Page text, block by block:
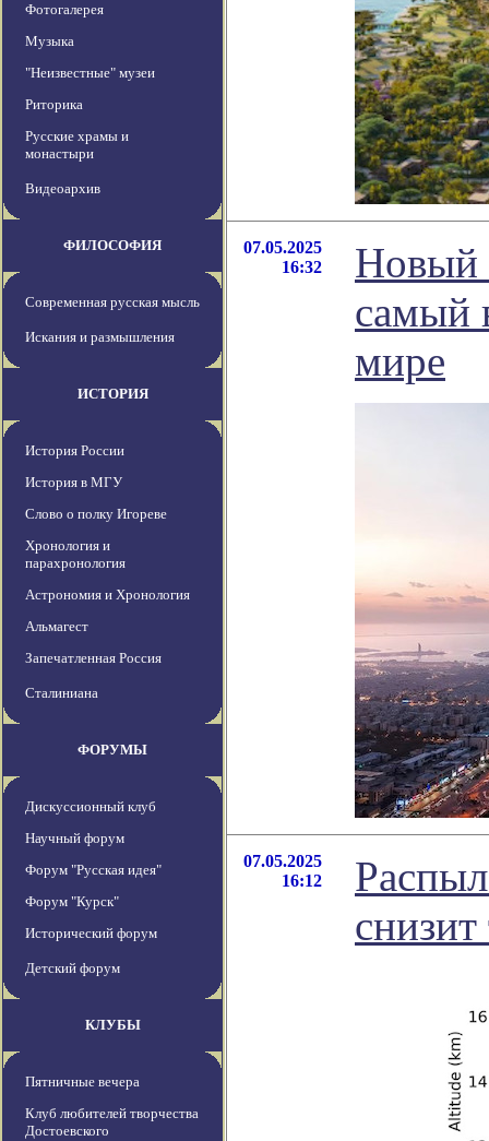
Фотогалерея
Музыка
"Неизвестные" музеи
Риторика
Русские храмы и
монастыри
Видеоархив
ФИЛОСОФИЯ
Современная русская мысль
Искания и размышления
ИСТОРИЯ
История России
История в МГУ
Слово о полку Игореве
Хронология и
парахронология
Астрономия и Хронология
Альмагест
Запечатленная Россия
Сталиниана
ФОРУМЫ
Дискуссионный клуб
Научный форум
Форум "Русская идея"
Форум "Курск"
Исторический форум
Детский форум
КЛУБЫ
Пятничные вечера
Клуб любителей творчества
Достоевского
07.05.2025
16:32
Новый
самый
мире
07.05.2025
16:12